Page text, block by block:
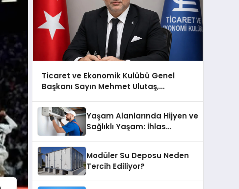
Ticaret ve Ekonomik Kulübü Genel
Başkanı Sayın Mehmet Ulutaş,
şunları kaydetti:
Yaşam Alanlarında Hijyen ve
Sağlıklı Yaşam: İhlas
Modüler Su Deposu Neden
Tercih Ediliyor?